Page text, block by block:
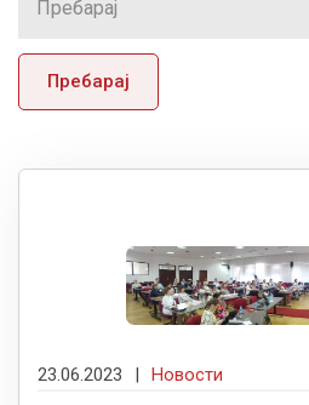
Пребарај
23.06.2023 Новости